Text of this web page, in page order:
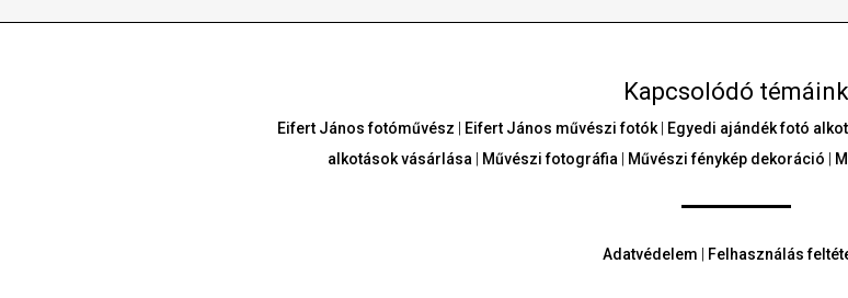
Kapcsolódó témáink
Eifert János fotóművész Eifert János művészi fotók| Egyedi ajándék fotó
alkotások vásárlása| Művészi fotográfia| Művészi fénykép dekoráció
Adatvédelem Felhasználás